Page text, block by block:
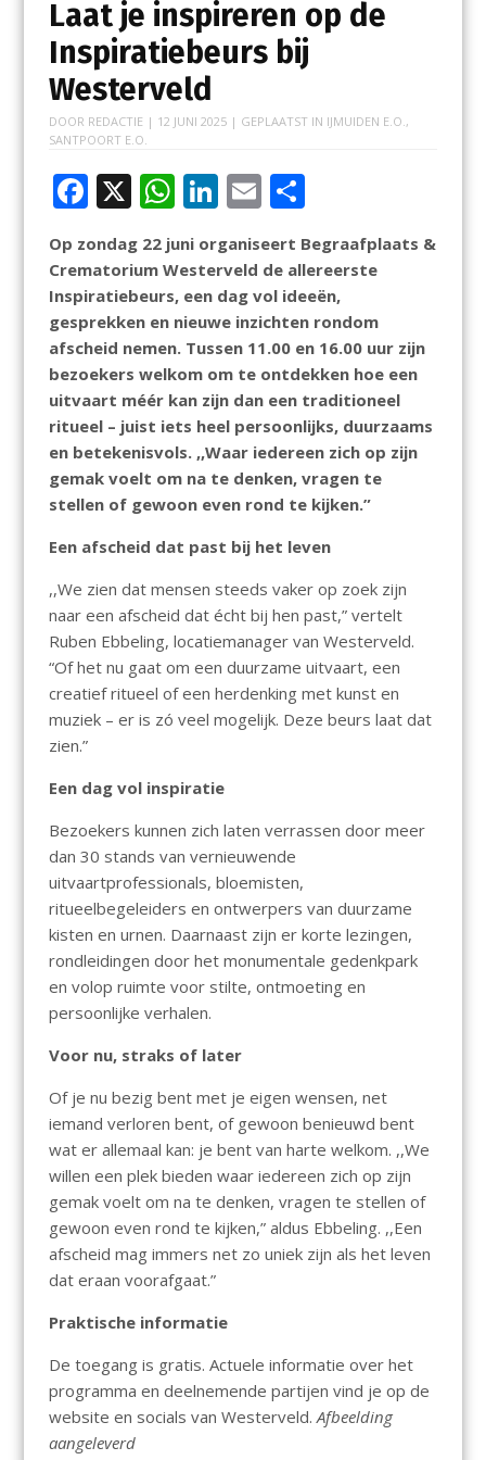
Laat je inspireren op de
Inspiratiebeurs bij
Westerveld
DOOR REDACTIE | 12 JUNI 2025| GEPLAATST IN IJMUIDEN E.O. ,
SANTPOORT E.O.
F
ac
e
b
o
o
k
X W
h
at
s
A
p
p
Li
k
e
dI
n
E
ai
l
D
e
n
Op zondag 22 juni organiseert Begraafplaats &
Crematorium Westerveld de allereerste
Inspiratiebeurs, een dag vol ideeën,
gesprekken en nieuwe inzichten rondom
afscheid nemen. Tussen 11.00 en 16.00 uur zijn
bezoekers welkom om te ontdekken hoe een
uitvaart méér kan zijn dan een traditioneel
ritueel – juist iets heel persoonlijks, duurzaams
en betekenisvols. ,,Waar iedereen zich op zijn
gemak voelt om na te denken, vragen te
stellen of gewoon even rond te kijken.”
Een afscheid dat past bij het leven
,,We zien dat mensen steeds vaker op zoek zijn
naar een afscheid dat écht bij hen past,” vertelt
Ruben Ebbeling, locatiemanager van Westerveld.
“Of het nu gaat om een duurzame uitvaart, een
creatief ritueel of een herdenking met kunst en
muziek – er is zó veel mogelijk. Deze beurs laat dat
zien.”
Een dag vol inspiratie
Bezoekers kunnen zich laten verrassen door meer
dan 30 stands van vernieuwende
uitvaartprofessionals, bloemisten,
ritueelbegeleiders en ontwerpers van duurzame
kisten en urnen. Daarnaast zijn er korte lezingen,
rondleidingen door het monumentale gedenkpark
en volop ruimte voor stilte, ontmoeting en
persoonlijke verhalen.
Voor nu, straks of later
Of je nu bezig bent met je eigen wensen, net
iemand verloren bent, of gewoon benieuwd bent
wat er allemaal kan: je bent van harte welkom. ,,We
willen een plek bieden waar iedereen zich op zijn
gemak voelt om na te denken, vragen te stellen of
gewoon even rond te kijken,” aldus Ebbeling. ,,Een
afscheid mag immers net zo uniek zijn als het leven
dat eraan voorafgaat.”
Praktische informatie
De toegang is gratis. Actuele informatie over het
programma en deelnemende partijen vind je op de
website en socials van Westerveld.Afbeelding
aangeleverd